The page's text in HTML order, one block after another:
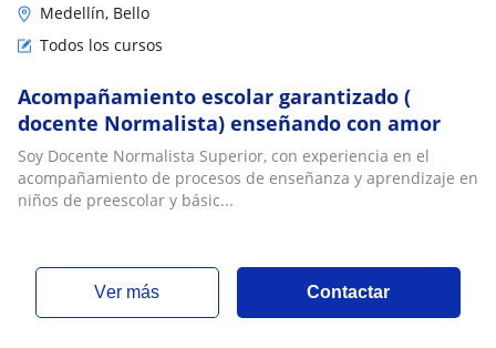
Medellín, Bello
Todos los cursos
Acompañamiento escolar garantizado (
docente Normalista) enseñando con amor
Soy Docente Normalista Superior, con experiencia en el
acompañamiento de procesos de enseñanza y aprendizaje en
niños de preescolar y básic...
ver más Contactar